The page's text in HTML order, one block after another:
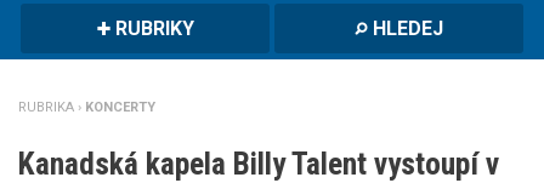
RUBRIKY HLEDEJ
RUBRIKA › KONCERTY
Kanadská kapela Billy Talent vystoupí v